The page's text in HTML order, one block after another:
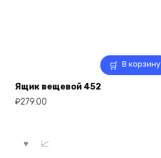
В корзину
Ящик вещевой 452
₽279.00